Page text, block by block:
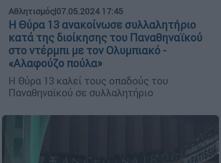
Αθλητισμός|07.05.2024 17:45
Η Θύρα 13 ανακοίνωσε συλλαλητήριο
κατά της διοίκησης του Παναθηναϊκού
στο ντέρμπι με τον Ολυμπιακό -
«Αλαφούζο πούλα»
Η Θύρα 13 καλεί τους οπαδούς του
Παναθηναϊκού σε συλλαλητήριο